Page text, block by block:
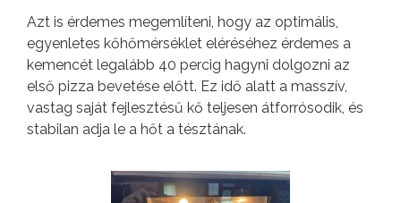
Azt is érdemes megemlíteni, hogy az optimális,
egyenletes kőhőmérséklet eléréséhez érdemes a
kemencét legalább 40 percig hagyni dolgozni az
első pizza bevetése előtt. Ez idő alatt a masszív,
vastag saját fejlesztésű kő teljesen átforrósodik, és
stabilan adja le a hőt a tésztának.